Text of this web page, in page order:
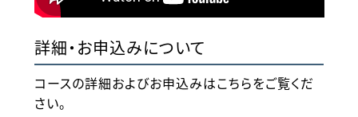
詳細・お申込みについて
コースの詳細およびお申込みはこちらをご覧くだ
さい。